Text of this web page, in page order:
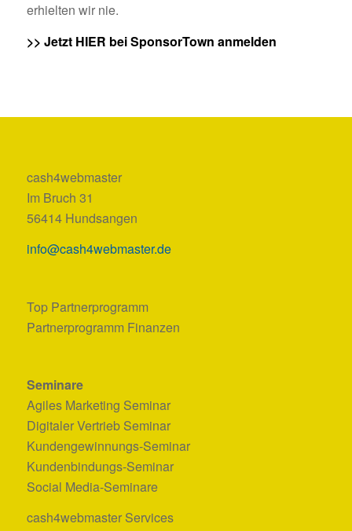
erhielten wir nie.
>> Jetzt HIER bei SponsorTown anmelden
cash4webmaster
Im Bruch 31
56414 Hundsangen
info@cash4webmaster.de
Top Partnerprogramm
Partnerprogramm Finanzen
Seminare
Agiles Marketing Seminar
Digitaler Vertrieb Seminar
Kundengewinnungs-Seminar
Kundenbindungs-Seminar
Social Media-Seminare
cash4webmaster Services